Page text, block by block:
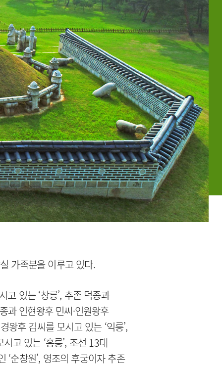
가족분을 이루고 있다.
있는 ‘창릉’, 추존 덕종과
과 인현왕후 민씨·인원왕후
왕후 김씨를 모시고 있는 ‘익릉’,
고 있는 ‘홍릉’, 조선 13대
순창원’, 영조의 후궁이자 추존